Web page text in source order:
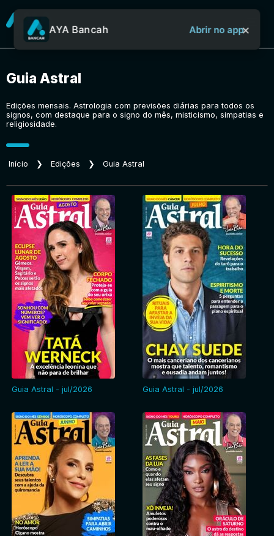
Jornais
Notícias
Entrar
AYA Bancah Abrir no app×
Guia Astral
Edições mensais. Astrologia com previsões diárias para todos os
signos, com destaque para o signo do mês, misticismo, simpatias e
religiosidade.
Início ❯ Edições ❯ Guia Astral
Guia Astral - jul/2026 Guia Astral - jul/2026